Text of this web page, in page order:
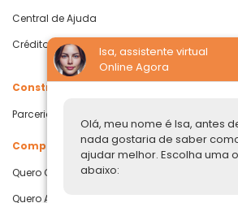
Isa, assistente virtual
Online Agora
Olá, meu nome é Isa, antes
nada gostaria de saber
ajudar melhor. Escolha uma
abaixo:
Central de Ajuda
Crédito com Garantia de Imóvel
Construtoras
Parcerias Imobiliárias
Comprar ou alugar
Quero Comprar
Quero Alugar